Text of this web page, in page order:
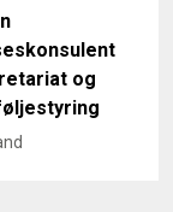
og